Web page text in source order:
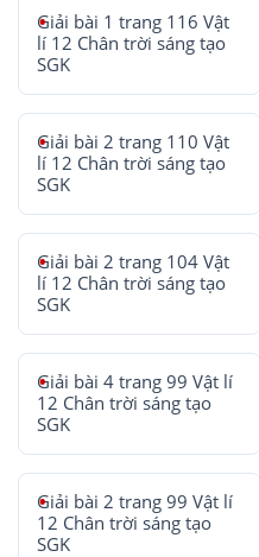
Giải bài 1 trang 116 Vật
lí 12 Chân trời sáng tạo
SGK
Giải bài 2 trang 110 Vật
lí 12 Chân trời sáng tạo
SGK
Giải bài 2 trang 104 Vật
lí 12 Chân trời sáng tạo
SGK
Giải bài 4 trang 99 Vật lí
12 Chân trời sáng tạo
SGK
Giải bài 2 trang 99 Vật lí
12 Chân trời sáng tạo
SGK